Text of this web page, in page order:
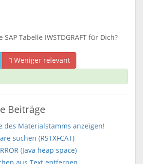
Tabelle IWSTDGRAFT für Dich?
Weniger relevant
Beiträge
des Materialstamms anzeigen!
suchen (RSTXFCAT)
(Java heap space)